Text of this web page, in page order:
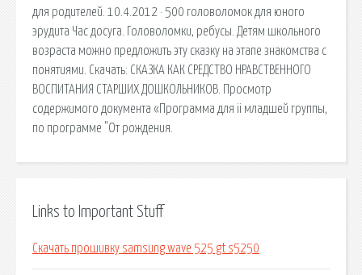
для родителей. 10.4.2012 · 500 головоломок для юного
эрудита Час досуга. Головоломки, ребусы. Детям школьного
возраста можно предложить эту сказку на этапе знакомства с
понятиями. Скачать: СКАЗКА КАК СРЕДСТВО НРАВСТВЕННОГО
ВОСПИТАНИЯ СТАРШИХ ДОШКОЛЬНИКОВ. Просмотр
содержимого документа «Программа для ii младшей группы,
по программе "От рождения.
Links to Important Stuff
Скачать прошивку samsung wave 525 gt s5250